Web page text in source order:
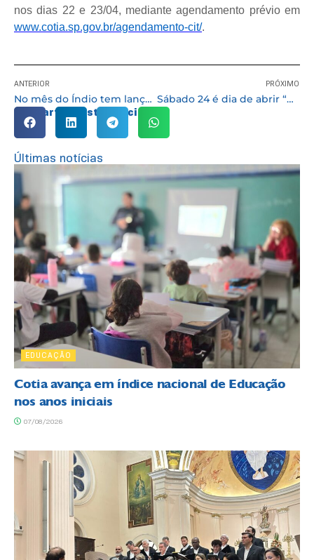
nos dias 22 e 23/04, mediante agendamento prévio em
www.cotia.sp.gov.br/agendamento-cit/.
ANTERIOR
No mês do Índio tem lançamento de e-book com coautoria de indígena cotiano
PRÓXIMO
Sábado 24 é dia de abrir “O Baú de Histórias da Vovó”
Compartilhe esta notícia:
Últimas notícias
EDUCAÇÃO
Cotia avança em índice nacional de Educação
nos anos iniciais
07/08/2026